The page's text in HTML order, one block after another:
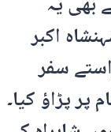
اکبر
سفر
پر پڑاؤ کیا۔